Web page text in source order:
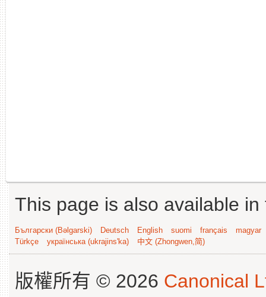
This page is also available
Български (Bəlgarski) Deutsch English suomi français
magyar
Türkçe
українська (ukrajins'ka) 中文 (Zhongwen,简)
版權所有 © 2026 Canonical